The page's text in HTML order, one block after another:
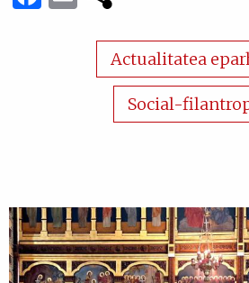
Actualitatea
Social-